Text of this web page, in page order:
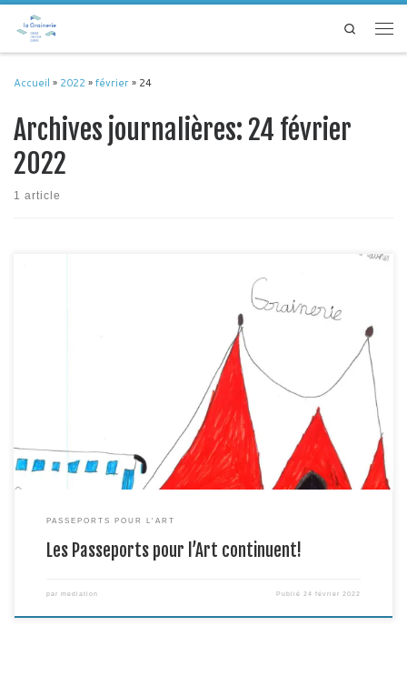
Passer au contenu
Search
Accueil » 2022 »février» 24
Archives journalières: 24 février
2022
1 article
Après s’être rendues au théâtre Jules Julien en novembre dernier pour la
représentation d’Embrouillamini « Du simple au double », les trois classes
inscrites dans le cadre du Passeport Pour l’art « Pars, Cours… Cirque! »
sont ensuite venues à la Grainerie sous le grand chapiteau du CirkVost pour
PASSEPORTS POUR L'ART
Les Passeports pour l’Art continuent!
par mediation Publié24 février 2022